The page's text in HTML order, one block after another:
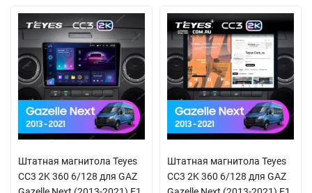
Штатная магнитола Teyes
CC3 2K 360 6/128 для GAZ
Штатная магнитола Teyes
CC3 2K 360 6/128 для GAZ